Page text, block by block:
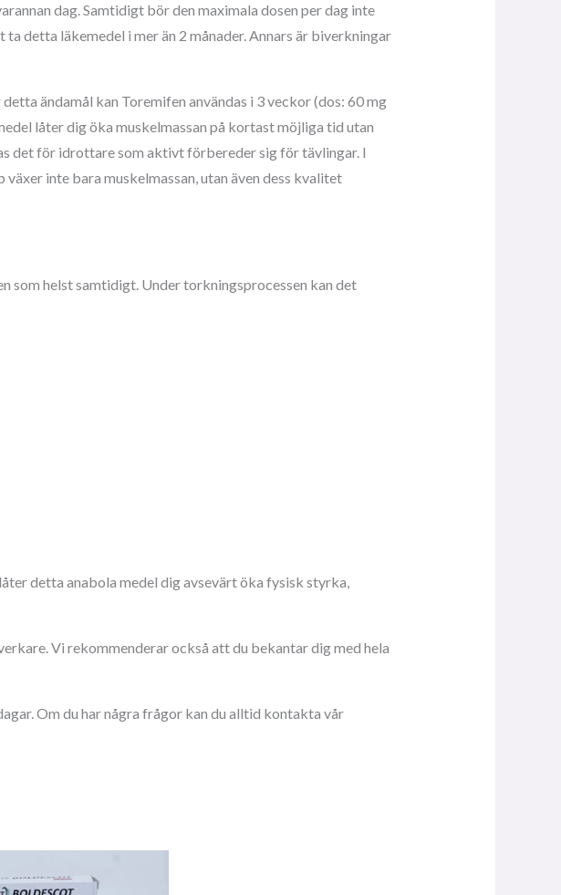
dag. Samtidigt bör den maximala dosen per dag inte
detta läkemedel i mer än 2 månader. Annars är biverkningar
ändamål kan Toremifen användas i 3 veckor (dos: 60 mg
låter dig öka muskelmassan på kortast möjliga tid utan
det för idrottare som aktivt förbereder sig för tävlingar. I
inte bara muskelmassan, utan även dess kvalitet
som helst samtidigt. Under torkningsprocessen kan det
detta anabola medel dig avsevärt öka fysisk styrka,
Vi rekommenderar också att du bekantar dig med hela
Om du har några frågor kan du alltid kontakta vår